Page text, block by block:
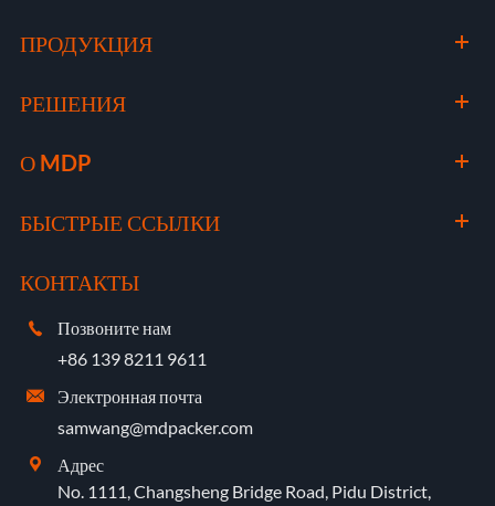
ПРОДУКЦИЯ
РЕШЕНИЯ
О MDP
БЫСТРЫЕ ССЫЛКИ
КОНТАКТЫ

Позвоните нам
+86 139 8211 9611

Электронная почта
samwang@mdpacker.com

Адрес
No. 1111, Changsheng Bridge Road, Pidu District,